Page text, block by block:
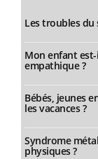
Les troubles
Mon enfant
empathique ?
Bébés, jeunes
les vacances ?
Syndrome
physiques ?